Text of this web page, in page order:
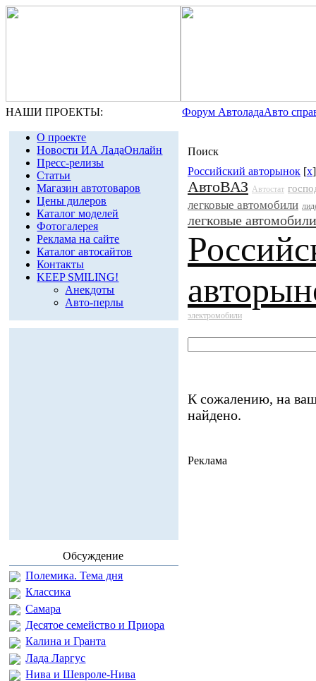
НАШИ ПРОЕКТЫ: Форум АвтоладаАвто
О проекте
Новости ИА ЛадаОнлайн
Пресс-релизы
Статьи
Магазин автотоваров
Цены дилеров
Каталог моделей
Фотогалерея
Реклама на сайте
Каталог автосайтов
Контакты
KEEP SMILING!
Анекдоты
Авто-перлы
Обсуждение
Полемика. Тема дня
Классика
Самара
Десятое семейство и Приора
Калина и Гранта
Лада Ларгус
Нива и Шевроле-Нива
Поиск
Российский авторынок [x
АвтоВАЗ Автостат
легковые автомобили
легковые автомобили
электромобили
К сожалению, на
найдено.
Реклама